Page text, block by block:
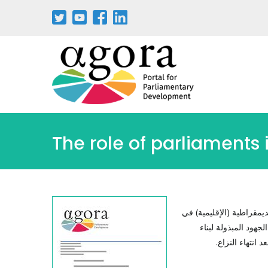
The role of
(الإقليمية) في
المبذولة لبناء
انتهاء النزاع.